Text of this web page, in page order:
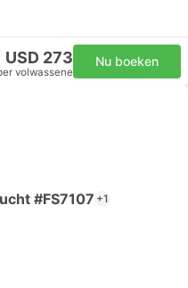
USD 273
volwassene
Nu boeken
#FS7107 +1